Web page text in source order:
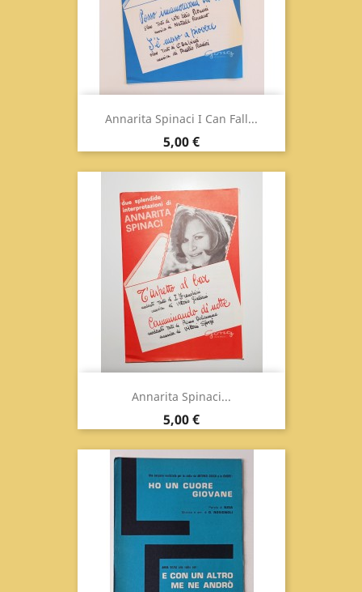
Annarita Spinaci I Can Fall...
Prix
5,00 €
Annarita Spinaci...
Prix
5,00 €